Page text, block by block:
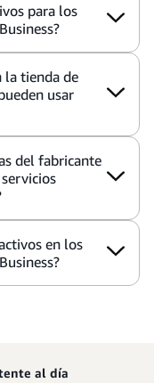
para los
la tienda de
usar
del fabricante
en los
al día